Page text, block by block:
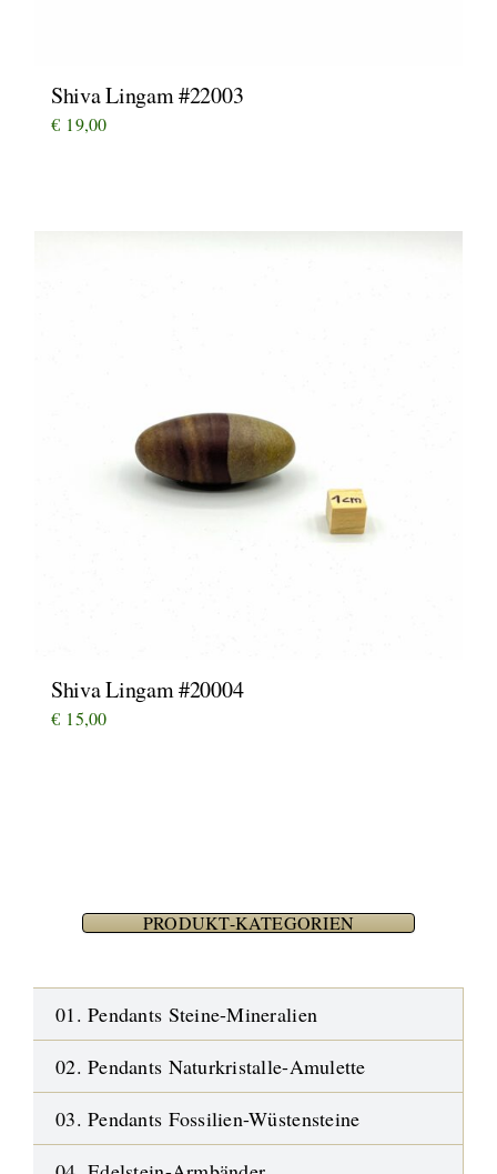
Shiva Lingam #22003
€ 19,00
Shiva Lingam #20004
€ 15,00
PRODUKT-KATEGORIEN
01. Pendants Steine-Mineralien
02. Pendants Naturkristalle-Amulette
03. Pendants Fossilien-Wüstensteine